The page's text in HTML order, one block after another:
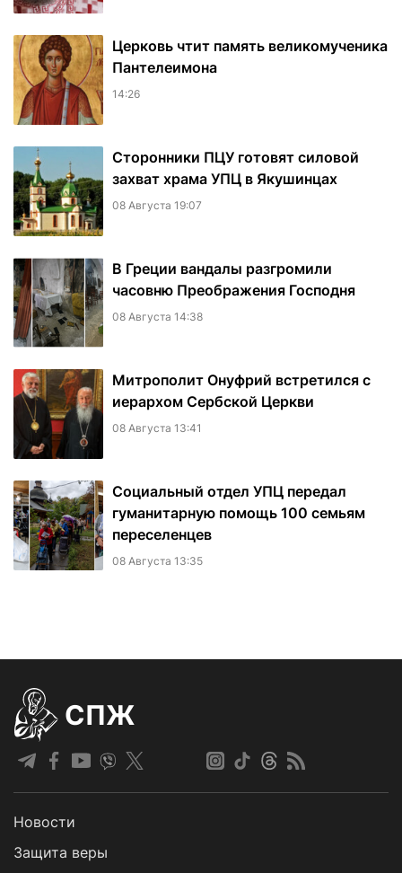
Церковь чтит память великомученика
Пантелеимона
14:26
Сторонники ПЦУ готовят силовой
захват храма УПЦ в Якушинцах
08 Августа 19:07
В Греции вандалы разгромили
часовню Преображения Господня
08 Августа 14:38
Митрополит Онуфрий встретился с
иерархом Сербской Церкви
08 Августа 13:41
Социальный отдел УПЦ передал
гуманитарную помощь 100 семьям
переселенцев
08 Августа 13:35
СПЖ
Новости
Защита веры